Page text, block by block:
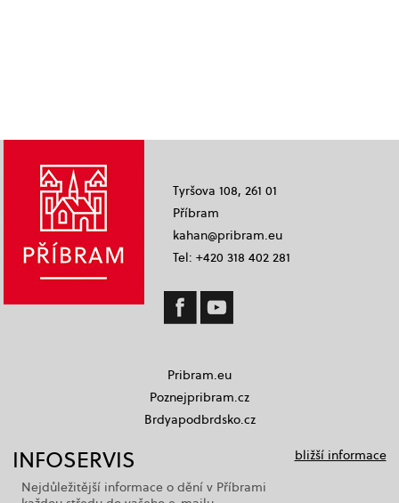
Tyršova 108, 261 01
Příbram
kahan@pribram.eu
Tel: +420 318 402 281
Pribram.eu
Poznejpribram.cz
Brdyapodbrdsko.cz
INFOSERVIS
bližší informace
Nejdůležitější informace o dění v Příbrami